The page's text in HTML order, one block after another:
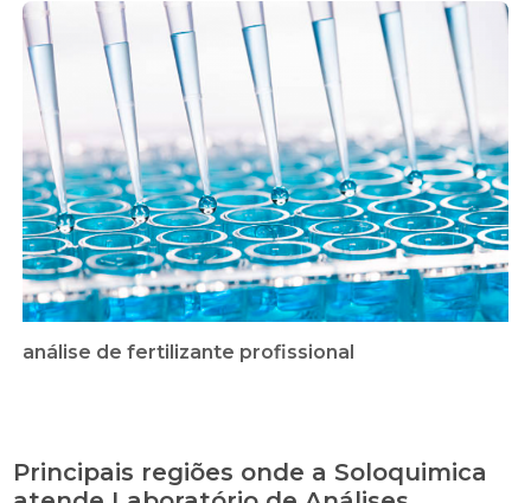
análise de fertilizante profissional
Principais regiões onde a Soloquimica